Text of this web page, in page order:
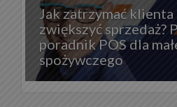
Jak zatrzymać klienta
zwiększyć sprzedaż?
poradnik POS dla
spożywczego